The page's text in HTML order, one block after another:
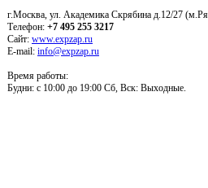
г.Москва, ул. Академика Скрябина д.12/27
Телефон: +7 495 255 3217
Сайт: www.expzap.ru
E-mail: info@expzap.ru
Время работы:
Будни: c 10:00 до 19:00 Сб, Вск: Выходные.